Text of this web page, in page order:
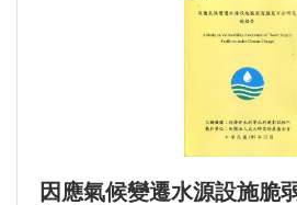
因應氣候變遷水源設施脆